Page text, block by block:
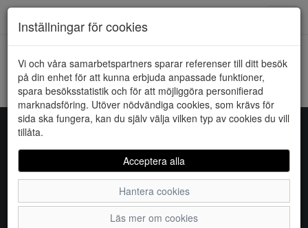
HEM RIEKER
Kunde inte hitta några artiklar...
Inställningar för cookies
Vi och våra samarbetspartners sparar referenser till ditt besök
på din enhet för att kunna erbjuda anpassade funktioner,
spara besöksstatistik och för att möjliggöra personifierad
marknadsföring. Utöver nödvändiga cookies, som krävs för
sida ska fungera, kan du själv välja vilken typ av cookies du vill
tillåta.
Acceptera alla
Hantera cookies
Läs mer om cookies
Sko-fynd i Vimmerby AB
S:t Torget 2, 598 21 VIMMERBY, Telefon:
| Om oss Kontakta oss